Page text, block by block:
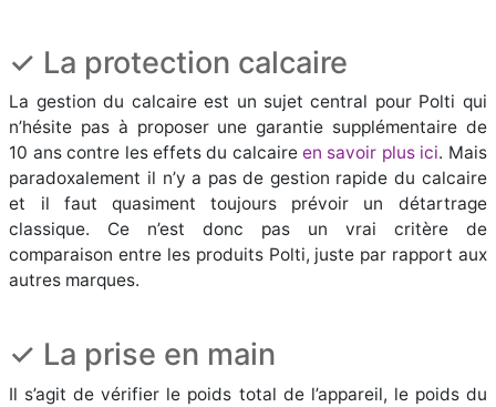
✓ La protection calcaire
La gestion du calcaire est un sujet central pour Polti qui
n’hésite pas à proposer une garantie supplémentaire de
10 ans contre les effets du calcaireen savoir plus ici. Mais
paradoxalement il n’y a pas de gestion rapide du calcaire
et il faut quasiment toujours prévoir un détartrage
classique. Ce n’est donc pas un vrai critère de
comparaison entre les produits Polti, juste par rapport aux
autres marques.
✓ La prise en main
Il s’agit de vérifier le poids total de l’appareil, le poids du